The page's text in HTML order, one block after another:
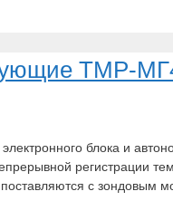
ТМР-
блока и
регистрации
с